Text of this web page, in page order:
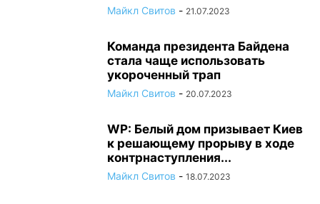
Майкл Свитов - 21.07.2023
Команда президента Байдена
стала чаще использовать
укороченный трап
Майкл Свитов - 20.07.2023
WP: Белый дом призывает Киев
к решающему прорыву в ходе
контрнаступления...
Майкл Свитов - 18.07.2023